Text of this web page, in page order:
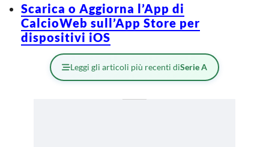
Scarica o Aggiorna l’App di
CalcioWeb sull’App Store per
dispositivi iOS
Leggi gli articoli più recenti diSerie A